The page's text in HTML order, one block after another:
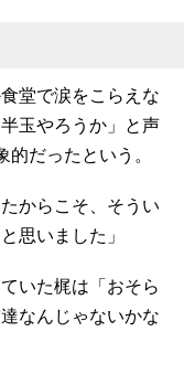
堂で涙をこらえな
玉やろうか」と声
だったという。
からこそ、そうい
思いました」
いた梶は「おそら
なんじゃないかな